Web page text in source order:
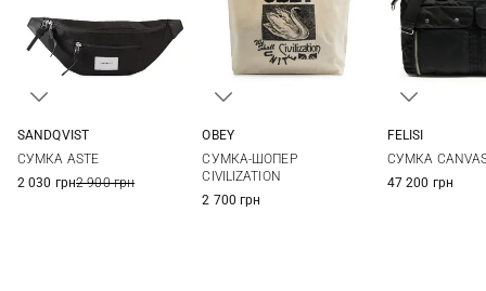
SANDQVIST
СУМКА ASTE
2 030 грн2 900 грн
OBEY
СУМКА-ШОПЕР
CIVILIZATION
2 700 грн
FELISI
СУМКА
47 200 грн